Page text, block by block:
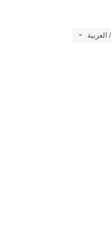
العربية